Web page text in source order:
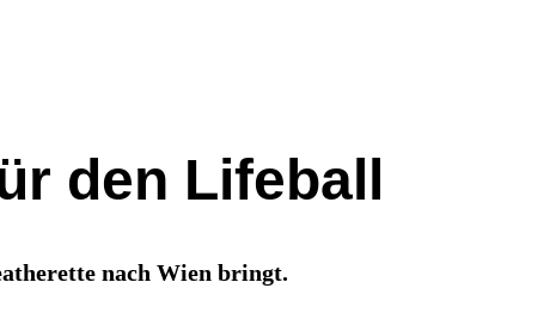
den Lifeball
nach Wien bringt.